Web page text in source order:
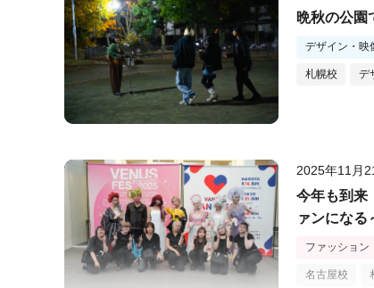
晩秋の公園
デザイン・映
札幌校 デ
2025年11月
今年も到
ァンになる
ファッション
名古屋校